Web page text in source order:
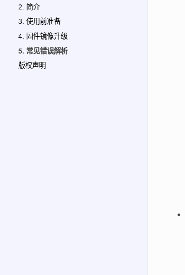
2. 简介
3. 使用前准备
4. 固件镜像升级
5. 常见错误解析
版权声明